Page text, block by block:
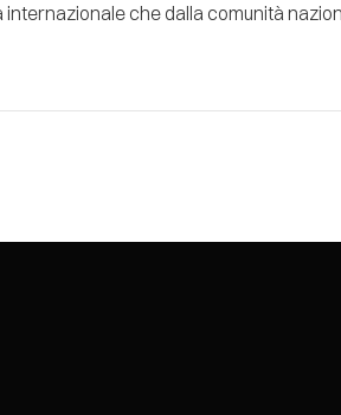
internazionale che dalla comunità